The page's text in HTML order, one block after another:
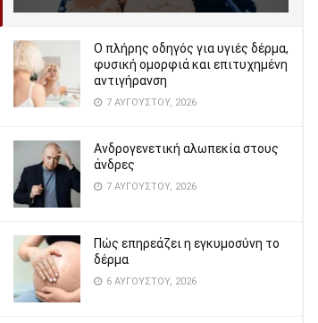
Ο πλήρης οδηγός για υγιές δέρμα,
φυσική ομορφιά και επιτυχημένη
αντιγήρανση
7 ΑΥΓΟΎΣΤΟΥ, 2026
Ανδρογενετική αλωπεκία στους
άνδρες
7 ΑΥΓΟΎΣΤΟΥ, 2026
Πώς επηρεάζει η εγκυμοσύνη το
δέρμα
6 ΑΥΓΟΎΣΤΟΥ, 2026